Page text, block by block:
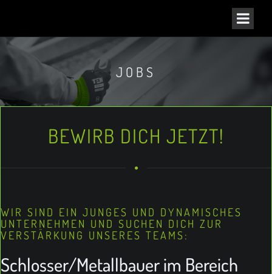
JOBS
BEWIRB DICH JETZT!
WIR SIND EIN JUNGES UND DYNAMISCHES
UNTERNEHMEN UND SUCHEN DICH ZUR
VERSTÄRKUNG UNSERES TEAMS:
Schlosser/Metallbauer im Bereich